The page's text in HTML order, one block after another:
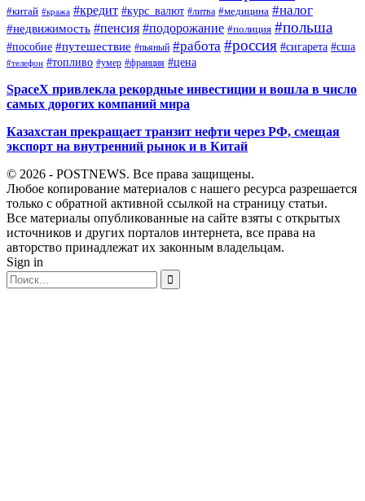
#китай #кража #кредит #курс_валют #литва #медицина #налог
#недвижимость #пенсия #подорожание #полиция #польша
#пособие #путешествие #пьяный #работа #россия #сигарета #сша
#телефон #топливо #умер #франция #цена
SpaceX привлекла рекордные инвестиции и вошла в число
самых дорогих компаний мира
Казахстан прекращает транзит нефти через РФ, смещая
экспорт на внутренний рынок и в Китай
© 2026 - POSTNEWS. Все права защищены.
Любое копирование материалов с нашего ресурса разрешается
только с обратной активной ссылкой на страницу статьи.
Все материалы опубликованные на сайте взяты с открытых
источников и других порталов интернета, все права на
авторство принадлежат их законным владельцам.
Sign in